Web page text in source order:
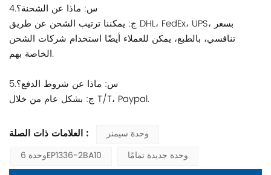
4.س: ماذا عن الشحنة؟
ج: يمكننا ترتيب الشحن عن طريق DHL، FedEx، UPS، بسعر
تنافسي، بالطبع، يمكن للعملاء أيضًا استخدام شركات الشحن
الخاصة بهم.
5.س: ماذا عن شروط الدفع؟
ج: بشكل عام من خلال T/T، Paypal.
العلامات ذات الصلة :
وحدة سيمنز
وحدة 6EP1336-2BA10
وحدة جديدة تمامًا